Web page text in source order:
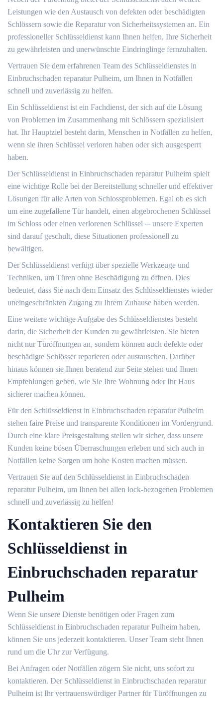
Leistungen wie den Austausch von defekten oder beschädigten
Schlössern sowie die Reparatur von Sicherheitssystemen an.​ Ein
professioneller Schlüsseldienst kann Ihnen helfen, Ihre Sicherheit
zu gewährleisten und unerwünschte Eindringlinge fernzuhalten.​
Vertrauen Sie dem erfahrenen Team des Schlüsseldienstes in
Einbruchschaden reparatur Pulheim, um Ihnen in Notfällen
schnell und zuverlässig zu helfen.​
Ein Schlüsseldienst ist ein Fachdienst, der sich auf die Lösung
von Problemen im Zusammenhang mit Schlössern spezialisiert
hat.​ Ihr Hauptziel besteht darin, Menschen in Notfällen zu helfen,
wenn sie ihren Schlüssel verloren haben oder sich ausgesperrt
haben.​
Der Schlüsseldienst in Einbruchschaden reparatur Pulheim spielt
eine wichtige Rolle bei der Bereitstellung schneller und effektiver
Lösungen für alle Arten von Schlossproblemen.​ Egal ob es sich
um eine zugefallene Tür handelt, einen abgebrochenen Schlüssel
im Schloss oder einen verlorenen Schlüssel ─ unsere Experten
sind darauf geschult, diese Situationen professionell zu
bewältigen.​
Der Schlüsseldienst verfügt über spezielle Werkzeuge und
Techniken, um Türen ohne Beschädigung zu öffnen.​ Dies
bedeutet, dass Sie nach dem Einsatz des Schlüsseldienstes wieder
uneingeschränkten Zugang zu Ihrem Zuhause haben werden.​
Eine weitere wichtige Aufgabe des Schlüsseldienstes besteht
darin, die Sicherheit der Kunden zu gewährleisten.​ Sie bieten
nicht nur Türöffnungen an, sondern können auch defekte oder
beschädigte Schlösser reparieren oder austauschen.​ Darüber
hinaus können sie Ihnen beratend zur Seite stehen und Ihnen
Empfehlungen geben, wie Sie Ihre Wohnung oder Ihr Haus
sicherer machen können.​
Für den Schlüsseldienst in Einbruchschaden reparatur Pulheim
stehen faire Preise und transparente Konditionen im Vordergrund.​
Durch eine klare Preisgestaltung stellen wir sicher, dass unsere
Kunden keine bösen Überraschungen erleben und sich auch in
Notfällen keine Sorgen um hohe Kosten machen müssen.​
Vertrauen Sie auf den Schlüsseldienst in Einbruchschaden
reparatur Pulheim, um Ihnen bei allen lock-bezogenen Problemen
schnell und zuverlässig zu helfen!​
Kontaktieren Sie den
Schlüsseldienst in
Einbruchschaden reparatur
Pulheim
Wenn Sie unsere Dienste benötigen oder Fragen zum
Schlüsseldienst in Einbruchschaden reparatur Pulheim haben,
können Sie uns jederzeit kontaktieren.​ Unser Team steht Ihnen
rund um die Uhr zur Verfügung.​
Bei Anfragen oder Notfällen zögern Sie nicht, uns sofort zu
kontaktieren.​ Der Schlüsseldienst in Einbruchschaden reparatur
Pulheim ist Ihr vertrauenswürdiger Partner für Türöffnungen zu